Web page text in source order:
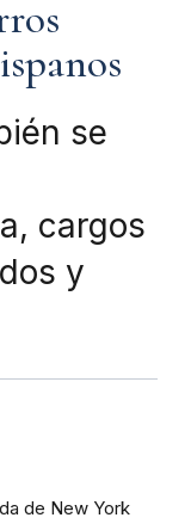
se
cargos
y
de New York